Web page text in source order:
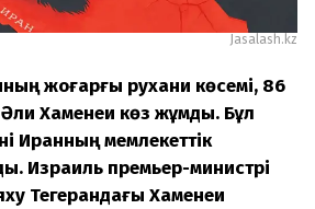
Jasalash.kz
жоғарғы рухани көсемі, 86
Хаменеи көз жұмды. Бұл
Иранның мемлекеттік
Израиль премьер-министрі
Тегерандағы Хаменеи